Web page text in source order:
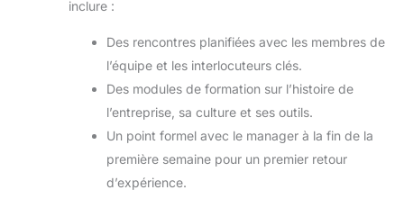
tourné vers le haut et vers
accoudoirs rembourrés
sont parfaits pour soutenir
vos coudes lorsque vous
n'avez pas besoin
d'utiliser la chaise, vous
pouvez relever les
accoudoirs et pousser la
gagner de la place. Facile
de bureau est très facile à
ergonomique en seulement 15 à 30 minutes, afin de
inclure :
Des rencontres planifiées avec les membres de
l’équipe et les interlocuteurs clés.
Des modules de formation sur l’histoire de
l’entreprise, sa culture et ses outils.
Un point formel avec le manager à la fin de la
première semaine pour un premier retour
d’expérience.